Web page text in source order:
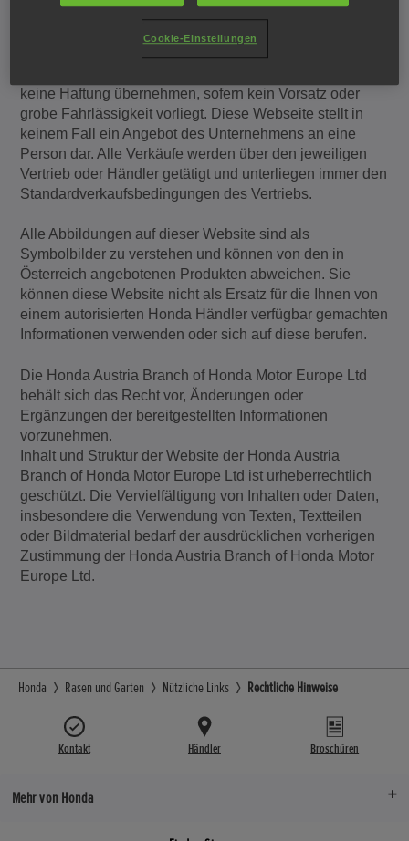
und erfasst. Sie dienen ausschließlich zur Information.
keine Haftung übernehmen, sofern kein Vorsatz oder
grobe Fahrlässigkeit vorliegt. Diese Webseite stellt in
keinem Fall ein Angebot des Unternehmens an eine
Person dar. Alle Verkäufe werden über den jeweiligen
Vertrieb oder Händler getätigt und unterliegen immer den
Standardverkaufsbedingungen des Vertriebs.
Alle Abbildungen auf dieser Website sind als
Symbolbilder zu verstehen und können von den in
Österreich angebotenen Produkten abweichen. Sie
können diese Website nicht als Ersatz für die Ihnen von
einem autorisierten Honda Händler verfügbar gemachten
Informationen verwenden oder sich auf diese berufen.
Die Honda Austria Branch of Honda Motor Europe Ltd
behält sich das Recht vor, Änderungen oder
Ergänzungen der bereitgestellten Informationen
vorzunehmen.
Inhalt und Struktur der Website der Honda Austria
Branch of Honda Motor Europe Ltd ist urheberrechtlich
geschützt. Die Vervielfältigung von Inhalten oder Daten,
insbesondere die Verwendung von Texten, Textteilen
oder Bildmaterial bedarf der ausdrücklichen vorherigen
Zustimmung der Honda Austria Branch of Honda Motor
Europe Ltd.
Honda Rasen und Garten Nützliche Links Rechtliche Hinweise
Kontakt Händler Broschüren
Mehr von Honda
Cookie-Einstellungen